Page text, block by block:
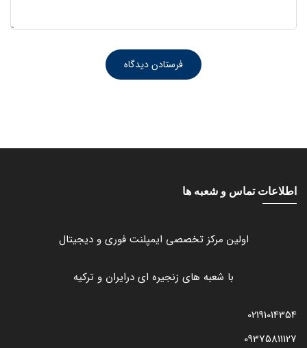
اطلاعات تماس و شعبه ها
اولین مرکز تخصصی ایمپلنت فوری و دیجیتال
با شعبه های زنجیره ای درایران و ترکیه
02191014354
09375811127